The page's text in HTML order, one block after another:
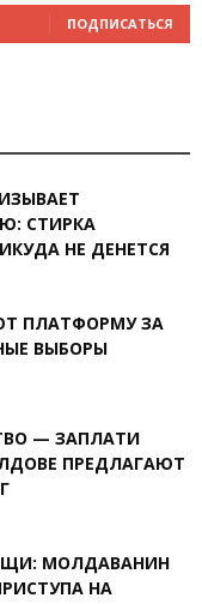
ПОДПИСАТЬСЯ
СТИРКА
НЕ ДЕНЕТСЯ
ПЛАТФОРМУ ЗА
ВЫБОРЫ
— ЗАПЛАТИ
ПРЕДЛАГАЮТ
МОЛДАВАНИН
НА